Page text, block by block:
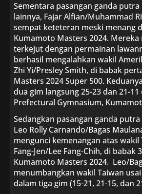
Sementara pasangan ganda
lainnya, Fajar Alfian/Muhammad
sempat keteteran meski menang
Kumamoto Masters 2024. Mereka
terkejut dengan permainan
berhasil mengalahkan wakil
Zhi Yi/Presley Smith, di babak
Masters 2024 Super 500.
dua gim langsung 25-23 dan 21-
Prefectural Gymnasium,
Sedangkan pasangan ganda
Leo Rolly Carnando/Bagas
mengunci kemenangan atas wakil
Fang-Jen/Lee Fang-Chih, di babak
Kumamoto Masters 2024. Leo/
menumbangkan wakil Taiwan
dalam tiga gim (15-21, 21-15, dan